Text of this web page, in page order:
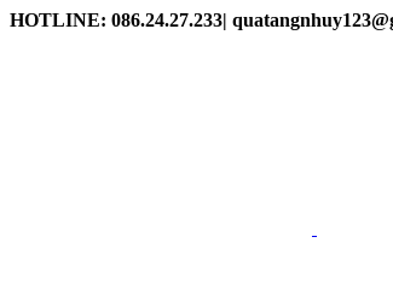
HOTLINE: 086.24.27.233|